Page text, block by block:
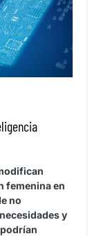
femenina en
no
y